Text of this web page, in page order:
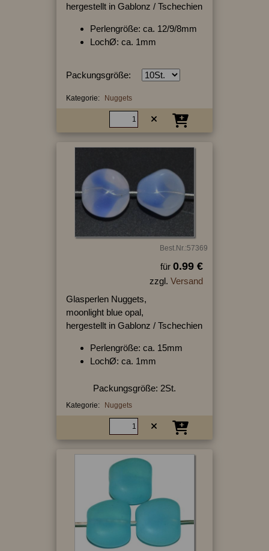
hergestellt in Gablonz / Tschechien
Perlengröße: ca. 12/9/8mm
LochØ: ca. 1mm
Packungsgröße:
Kategorie: Nuggets
Best.Nr.:57369
für 0.99 €
zzgl. Versand
Glasperlen Nuggets,
moonlight blue opal,
hergestellt in Gablonz / Tschechien
Perlengröße: ca. 15mm
LochØ: ca. 1mm
Packungsgröße: 2St.
Kategorie: Nuggets